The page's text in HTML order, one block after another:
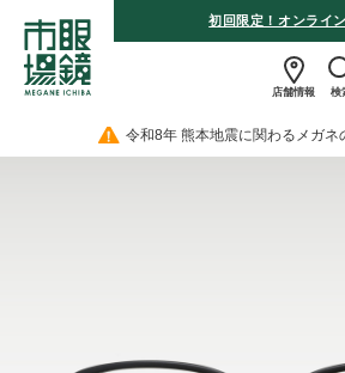
初回限定！オンライ
店舗情報 検
令和8年 熊本地震に関わるメガネ